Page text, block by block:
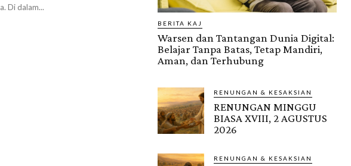
Di dalam...
BERITA KAJ
Warsen dan Tantangan Dunia Digital:
Belajar Tanpa Batas, Tetap Mandiri,
Aman, dan Terhubung
RENUNGAN & KESAKSIAN
RENUNGAN MINGGU
BIASA XVIII, 2 AGUSTUS
2026
RENUNGAN & KESAKSIAN